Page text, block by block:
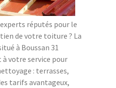
réputés pour le
de votre toiture ? La
à Boussan 31
votre service pour
: terrasses,
tarifs avantageux,